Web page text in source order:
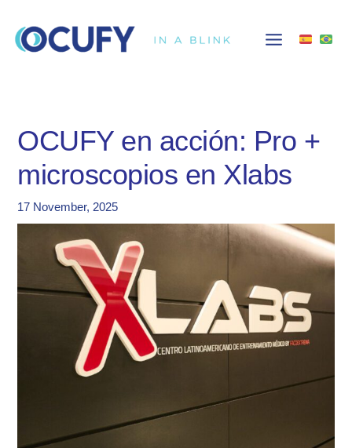
OCUFY en acción: Pro +
microscopios en Xlabs
17 November, 2025